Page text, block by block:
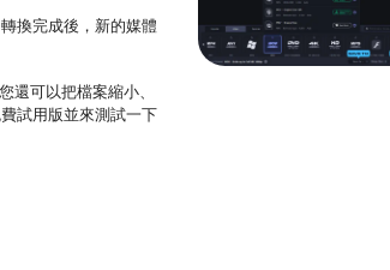
換完成後，新的媒體
可以把檔案縮小、
試用版並來測試一下